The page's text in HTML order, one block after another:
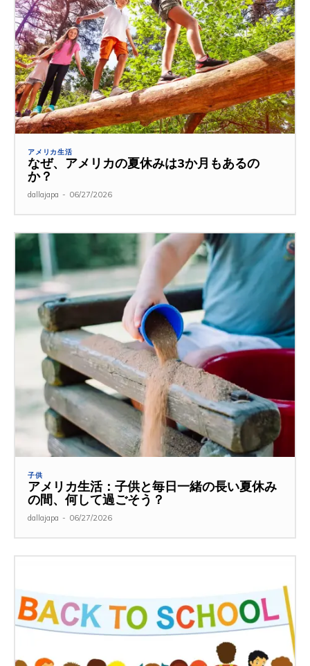
アメリカ生活
なぜ、アメリカの夏休みは3か月もあるの
か？
dallajapa - 06/27/2026
子供
アメリカ生活：子供と毎日一緒の長い夏休み
の間、何して過ごそう？
dallajapa - 06/27/2026